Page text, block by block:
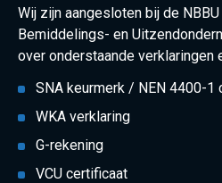
Wij zijn aangesloten bij de
Bemiddelings- en
over onderstaande verklaringen
SNA keurmerk / NEN 4400-1
WKA verklaring
G-rekening
VCU certificaat